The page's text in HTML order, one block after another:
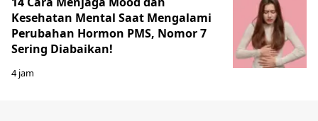
Kesehatan Mental Saat Mengalami
Perubahan Hormon PMS, Nomor 7
Sering Diabaikan!
4 jam